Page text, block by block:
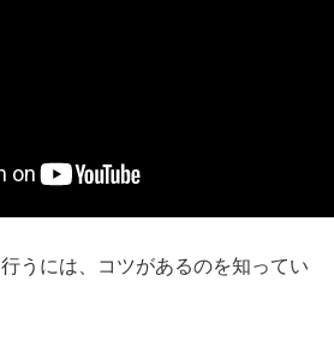
うには、コツがあるのを知ってい